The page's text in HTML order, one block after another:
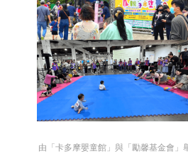
由「卡多摩嬰童館」與「勵馨基金會」